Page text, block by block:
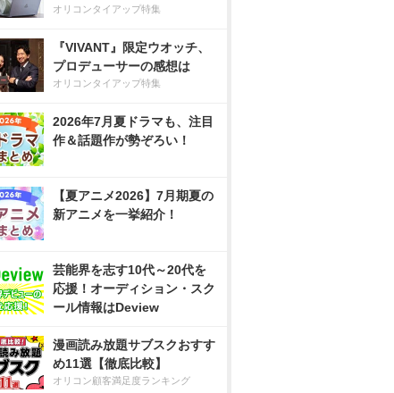
オリコンタイアップ特集
『VIVANT』限定ウオッチ、
プロデューサーの感想は
オリコンタイアップ特集
2026年7月夏ドラマも、注目
作＆話題作が勢ぞろい！
【夏アニメ2026】7月期夏の
新アニメを一挙紹介！
芸能界を志す10代～20代を
応援！オーディション・スク
ール情報はDeview
漫画読み放題サブスクおすす
め11選【徹底比較】
オリコン顧客満足度ランキング